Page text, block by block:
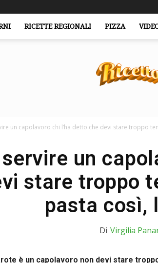
RICETTE REGIONALI PIZZA
un capolavoro chi l’ha detto che devi stare troppo
un
stare troppo
pasta così,
Di Virgilia
è un capolavoro non devi stare